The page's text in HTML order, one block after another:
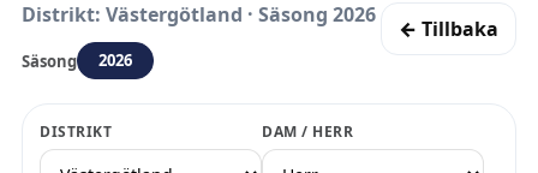
Distrikt: Västergötland · Säsong 2026
Säsong 2026
← Tillbaka
DISTRIKT DAM / HERR